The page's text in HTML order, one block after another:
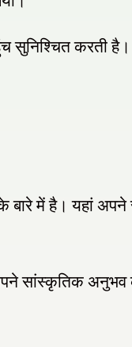
सुनिश्चित करती है।
में है। यहां अपने
सांस्कृतिक अनुभव